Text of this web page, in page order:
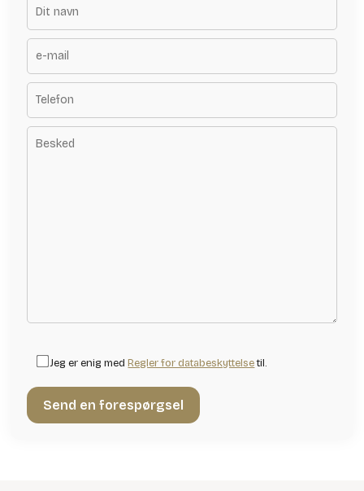
Jeg er enig medRegler for databeskyttelsetil.